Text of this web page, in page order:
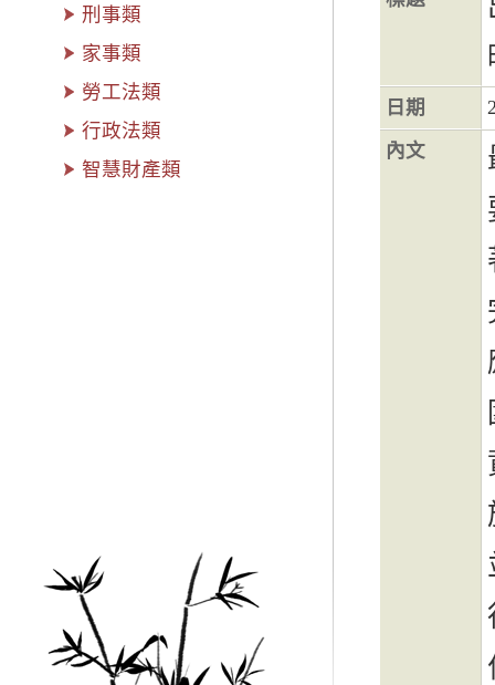
日期
內文
刑事類
家事類
勞工法類
行政法類
智慧財產類